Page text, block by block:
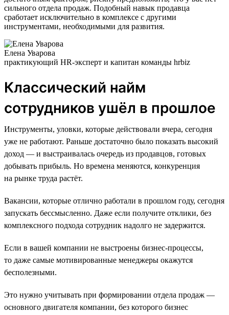
сильного отдела продаж. Подобный навык продавца
сработает исключительно в комплексе с другими
инструментами, необходимыми для развития.
Елена Уварова
практикующий HR-эксперт и капитан команды hrbiz
Классический найм
сотрудников ушёл в прошлое
Инструменты, уловки, которые действовали вчера, сегодня
уже не работают. Раньше достаточно было показать высокий
доход — и выстраивалась очередь из продавцов, готовых
добывать прибыль. Но времена меняются, конкуренция
на рынке труда растёт.
Вакансии, которые отлично работали в прошлом году, сегодня
запускать бессмысленно. Даже если получите отклики, без
комплексного подхода сотрудник надолго не задержится.
Если в вашей компании не выстроены бизнес-процессы,
то даже самые мотивированные менеджеры окажутся
бесполезными.
Это нужно учитывать при формировании отдела продаж —
основного двигателя компании, без которого бизнес